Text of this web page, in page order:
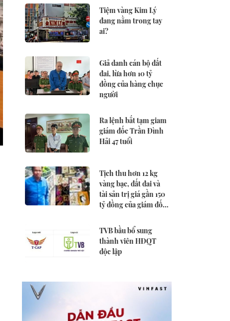
đồng?
Tiệm vàng Kim Lý
đang nằm trong tay
ai?
Giả danh cán bộ đất
đai, lừa hơn 10 tỷ
đồng của hàng chục
người
Ra lệnh bắt tạm giam
giám đốc Trần Đình
Hải 47 tuổi
Tịch thu hơn 12 kg
vàng bạc, đất đai và
tài sản trị giá gần 150
tỷ đồng của giám đốc
nước
TVB bầu bổ sung
thành viên HĐQT
độc lập